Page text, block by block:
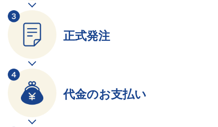
正式発注
代金のお支払い